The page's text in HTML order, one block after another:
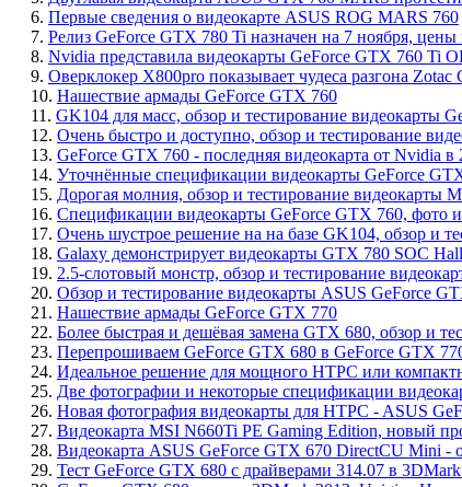
6. Первые сведения о видеокарте ASUS ROG MARS 760
7. Релиз GeForce GTX 780 Ti назначен на 7 ноября,
8. Nvidia представила видеокарты GeForce GTX 760 Ti
9. Оверклокер X800pro показывает чудеса разгона
10. Нашествие армады GeForce GTX 760
11. GK104 для масс, обзор и тестирование видеокарты
12. Очень быстро и доступно, обзор и тестирование
13. GeForce GTX 760 - последняя видеокарта от Nvidia в
14. Уточнённые спецификации видеокарты GeForce
15. Дорогая молния, обзор и тестирование видеокарты
16. Спецификации видеокарты GeForce GTX 760, фото
17. Очень шустрое решение на на базе GK104, обзор и
18. Galaxy демонстрирует видеокарты GTX 780 SOC
19. 2.5-слотовый монстр, обзор и тестирование
20. Обзор и тестирование видеокарты ASUS GeForce
21. Нашествие армады GeForce GTX 770
22. Более быстрая и дешёвая замена GTX 680, обзор и
23. Перепрошиваем GeForce GTX 680 в GeForce GTX
24. Идеальное решение для мощного HTPC или
25. Две фотографии и некоторые спецификации
26. Новая фотография видеокарты для HTPC - ASUS
27. Видеокарта MSI N660Ti PE Gaming Edition, новый
28. Видеокарта ASUS GeForce GTX 670 DirectCU Mini -
29. Тест GeForce GTX 680 с драйверами 314.07 в